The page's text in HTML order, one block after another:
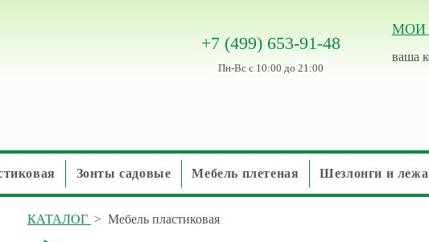
МОИ
ваша
+7 (499) 653-91-48
Пн-Вс с 10:00 до 21:00
Зонты садовые Мебель плетеная Шезлонги и
КАТАЛОГ > Мебель пластиковая